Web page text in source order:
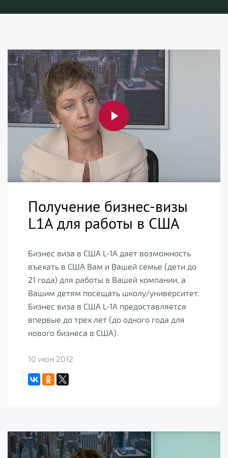
Получение бизнес-визы
L1A для работы в США
Бизнес виза в США L-1A дает возможность
въехать в США Вам и Вашей семье (дети до
21 года) для работы в Вашей компании, а
Вашим детям посещать школу/университет.
Бизнес виза в США L-1А предоставляется
впервые до трех лет (до одного года для
нового бизнеса в США).
10 июн 2012